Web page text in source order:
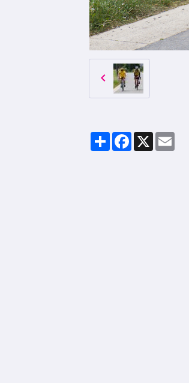
PartagerFacebook
X